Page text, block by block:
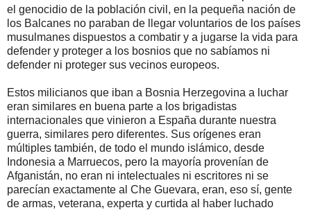
el genocidio de la población civil, en la pequeña nación de
los Balcanes no paraban de llegar voluntarios de los países
musulmanes dispuestos a combatir y a jugarse la vida para
defender y proteger a los bosnios que no sabíamos ni
defender ni proteger sus vecinos europeos.
Estos milicianos que iban a Bosnia Herzegovina a luchar
eran similares en buena parte a los brigadistas
internacionales que vinieron a España durante nuestra
guerra, similares pero diferentes. Sus orígenes eran
múltiples también, de todo el mundo islámico, desde
Indonesia a Marruecos, pero la mayoría provenían de
Afganistán, no eran ni intelectuales ni escritores ni se
parecían exactamente al Che Guevara, eran, eso sí, gente
de armas, veterana, experta y curtida al haber luchado